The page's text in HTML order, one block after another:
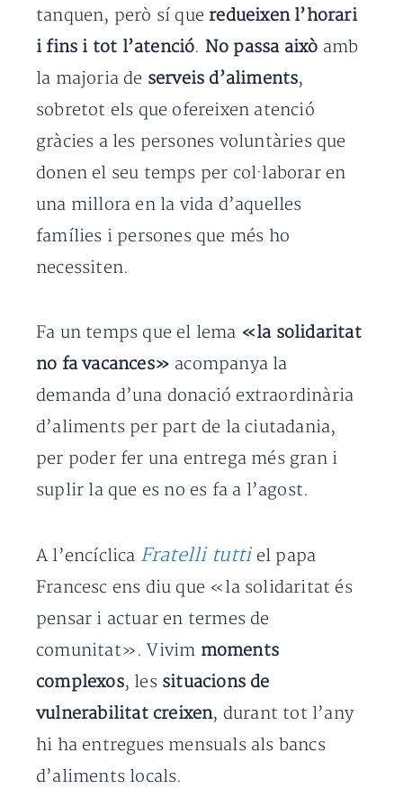
tanquen, però sí que redueixen l’horari
i fins i tot l’atenció. No passa això amb
la majoria de serveis d’aliments,
sobretot els que ofereixen atenció
gràcies a les persones voluntàries que
donen el seu temps per col·laborar en
una millora en la vida d’aquelles
famílies i persones que més ho
necessiten.
Fa un temps que el lema «la solidaritat
no fa vacances» acompanya la
demanda d’una donació extraordinària
d’aliments per part de la ciutadania,
per poder fer una entrega més gran i
suplir la que es no es fa a l’agost.
A l’encíclica Fratelli tutti el papa
Francesc ens diu que «la solidaritat és
pensar i actuar en termes de
comunitat». Vivim moments
complexos, les situacions de
vulnerabilitat creixen, durant tot l’any
hi ha entregues mensuals als bancs
d’aliments locals.